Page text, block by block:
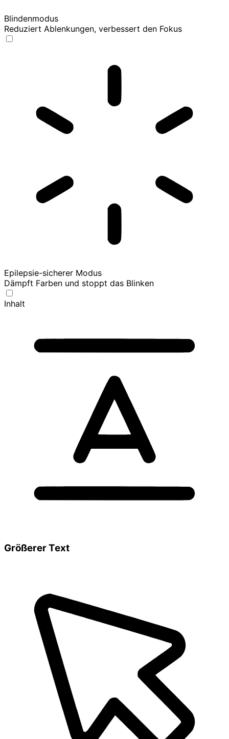
Blindenmodus
Reduziert Ablenkungen, verbessert den Fokus
Epilepsie-sicherer Modus
Dämpft Farben und stoppt das Blinken
Inhalt
Größerer Text